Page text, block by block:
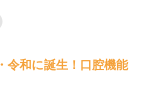
令和に誕生！口腔機能